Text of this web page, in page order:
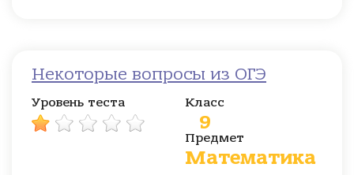
Некоторые вопросы из ОГЭ
Уровень теста Класс
9
Предмет
Математика